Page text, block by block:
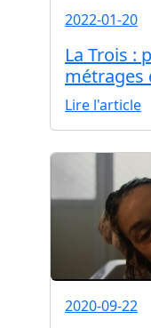
2022-01-20
La Trois :
métrages
Lire l'article
2020-09-22